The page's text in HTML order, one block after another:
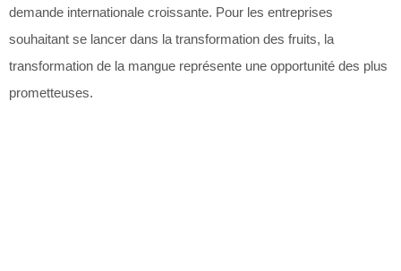
demande internationale croissante. Pour les entreprises
souhaitant se lancer dans la transformation des fruits, la
transformation de la mangue représente une opportunité des plus
prometteuses.